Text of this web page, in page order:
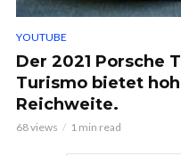
YOUTUBE
Der 2021 Porsche
Turismo bietet
Reichweite.
68 views 1 min read